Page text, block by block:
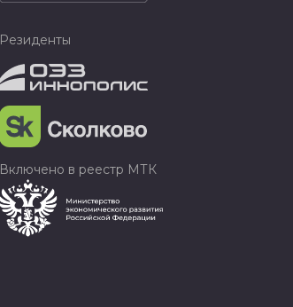
Резиденты
Включено в реестр МТК